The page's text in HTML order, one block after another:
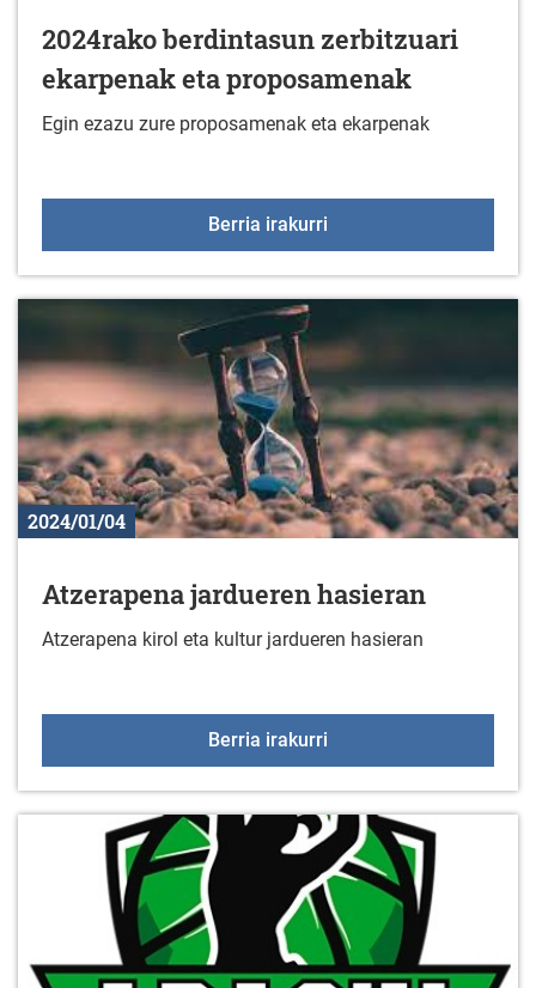
2024rako berdintasun zerbitzuari
ekarpenak eta proposamenak
Egin ezazu zure proposamenak eta ekarpenak
Berria irakurri
2024/01/04
Atzerapena jardueren hasieran
Atzerapena kirol eta kultur jardueren hasieran
Berria irakurri